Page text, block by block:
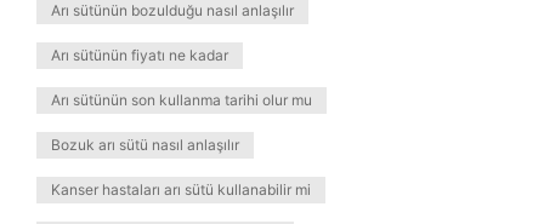
Arı sütünün bozulduğu nasıl anlaşılır
Arı sütünün fiyatı ne kadar
Arı sütünün son kullanma tarihi olur mu
Bozuk arı sütü nasıl anlaşılır
Kanser hastaları arı sütü kullanabilir mi